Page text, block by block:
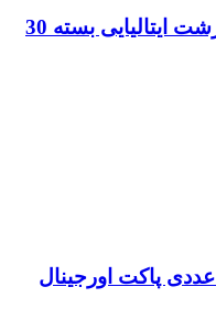
بذر گل داتوره سفید زینتی گل درشت ایتالیایی بسته 30
بذر آویشن شیرازی پهن برگ 50 عددی پاکت اورجینال